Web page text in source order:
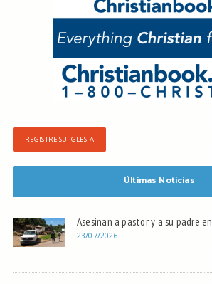
REGISTRE SU IGLESIA
Últimas Noticias
Asesinan a pastor y a su padre
23/07/2026